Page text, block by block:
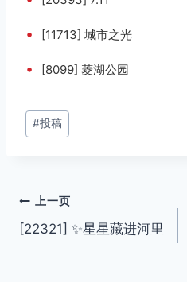
• [11713] 城市之光
• [8099] 菱湖公园
文
章
#投稿
文
章
上一页
[22321] ✨星星藏进河里